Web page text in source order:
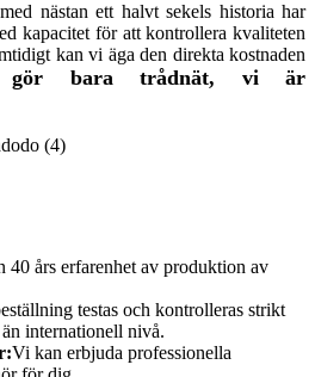
nästan ett halvt sekels historia har
kapacitet för att kontrollera kvaliteten
kan vi äga den direkta kostnaden
bara trådnät, vi är
40 års erfarenhet av produktion av
testas och kontrolleras strikt
internationell nivå.
Vi kan erbjuda professionella